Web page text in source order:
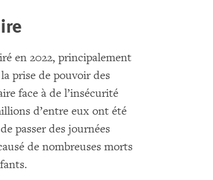
en 2022, principalement
prise de pouvoir des
face à de l’insécurité
d’entre eux ont été
passer des journées
de nombreuses morts